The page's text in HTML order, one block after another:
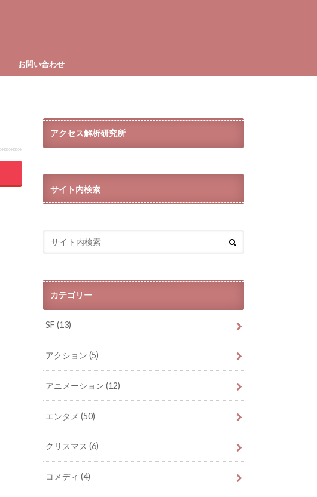
お問い合わせ
アクセス解析研究所
サイト内検索
カテゴリー
SF(13)
アクション(5)
アニメーション(12)
エンタメ(50)
クリスマス(6)
コメディ(4)